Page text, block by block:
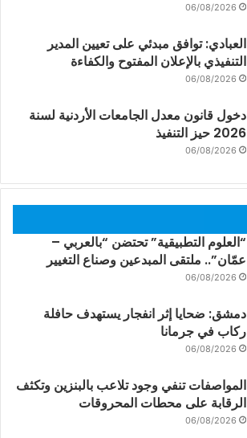
06/08/2026
العبادي: توافق مبدئي على تعيين المدير
التنفيذي بالإعلان المفتوح والكفاءة
06/08/2026
دخول قانون معدل الجامعات الأردنية لسنة
2026 حيز التنفيذ
06/08/2026
“العلوم التطبيقية” تحتضن “بالعربي –
عمّان”.. ملتقى المبدعين وصناع التغيير
06/08/2026
دمشق: ضحايا إثر انفجار يستهدف حافلة
ركاب في جرمانا
06/08/2026
المواصفات تنفي وجود تلاعب بالبنزين وتكثف
الرقابة على محطات المحروقات
06/08/2026